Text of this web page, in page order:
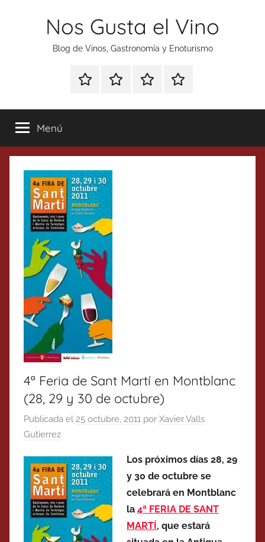
Nos Gusta el Vino
Blog de Vinos, Gastronomía y Enoturismo
Especial
Tonics
Enoturismo
Gastronomía
RankingContacto
Menú
4ª Feria de Sant Martí en Montblanc
(28, 29 y 30 de octubre)
Publicada el 25 octubre, 2011 por Xavier Valls
Gutierrez
Los próximos días 28, 29
y 30 de octubre se
celebrará en Montblanc
la 4ª FERIA DE SANT
MARTÍ , que estará